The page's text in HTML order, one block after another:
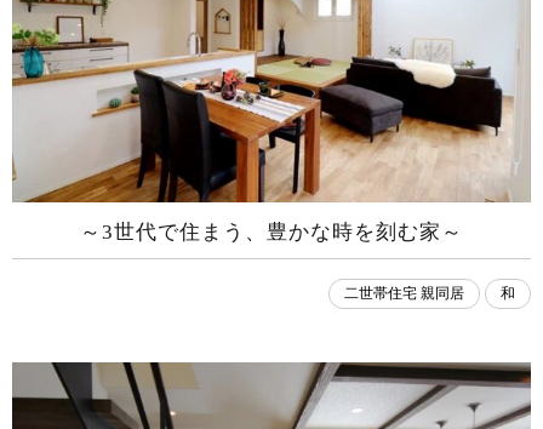
～3世代で住まう、豊かな時を刻む家～
二世帯住宅 親同居 和